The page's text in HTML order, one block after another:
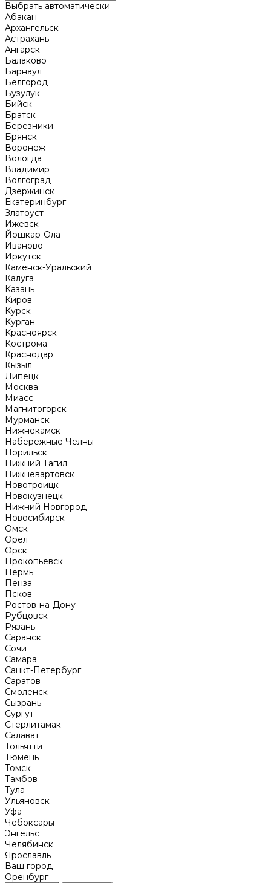
Выбрать автоматически
Абакан
Архангельск
Астрахань
Ангарск
Балаково
Барнаул
Белгород
Бузулук
Бийск
Братск
Березники
Брянск
Воронеж
Вологда
Владимир
Волгоград
Дзержинск
Екатеринбург
Златоуст
Ижевск
Йошкар-Ола
Иваново
Иркутск
Каменск-Уральский
Калуга
Казань
Киров
Курск
Курган
Красноярск
Кострома
Краснодар
Кызыл
Липецк
Москва
Миасс
Магнитогорск
Мурманск
Нижнекамск
Набережные Челны
Норильск
Нижний Тагил
Нижневартовск
Новотроицк
Новокузнецк
Нижний Новгород
Новосибирск
Омск
Орёл
Орск
Прокопьевск
Пермь
Пенза
Псков
Ростов-на-Дону
Рубцовск
Рязань
Саранск
Сочи
Самара
Санкт-Петербург
Саратов
Смоленск
Сызрань
Сургут
Стерлитамак
Салават
Тольятти
Тюмень
Томск
Тамбов
Тула
Ульяновск
Уфа
Чебоксары
Энгельс
Челябинск
Ярославль
Ваш город
Оренбург